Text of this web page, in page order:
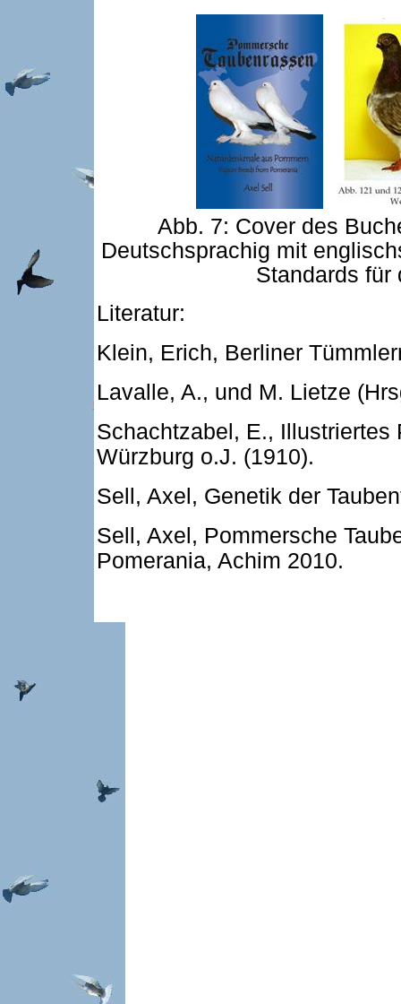
Abb. 7: Cover des
Deutschsprachig mit
Standards für
Literatur:
Klein, Erich, Berliner
Lavalle, A., und M. Lietze
Schachtzabel, E., Illustriertes
Würzburg o.J. (1910).
Sell, Axel, Genetik der
Sell, Axel, Pommersche
Pomerania, Achim 2010.